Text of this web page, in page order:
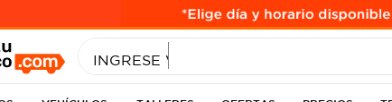
INGRESE MEDIDA
INGRESE VEHÍCULO